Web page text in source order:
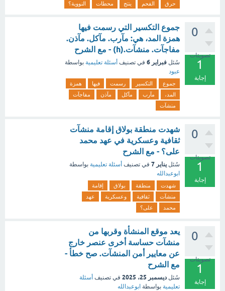
حرق
الفحم ينتج محطات النووية؟
0
تصويتات
1
إجابة
جموع التكسير التي رسمت فيها
همزة المد، هي: مآرب. مآكل. مآذن.
مفاجآت. منشآت.(h) - مع الشرح
سُئل فبراير 6 في تصنيف أسئلة تعليمية بواسطة
عبود
جموع التكسير رسمت فيها
همزة
المد،
مآرب مآكل مآذن
مفاجآت
منشآت
0
تصويتات
1
إجابة
شهدت منطقة بولاق إقامة منشآت
ثقافية وعسكرية في عهد محمد
على؟ - مع الشرح
سُئل يناير 7 في تصنيف أسئلة تعليمية بواسطة
ابوعبدالله
شهدت منطقة بولاق
إقامة
منشآت
ثقافية وعسكرية
عهد
محمد
على؟
0
تصويتات
1
إجابة
يعد موقع المنشأة وقربها من
منشآت حساسة أخرى عنصر خارج
عن معايير أمن المنشآت. صح خطأ -
مع الشرح
سُئل ديسمبر 25، 2025 في تصنيف أسئلة
تعليمية بواسطة ابوعبدالله